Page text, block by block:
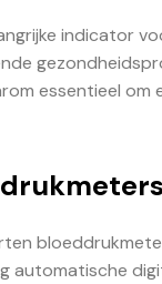
indicator
essentieel